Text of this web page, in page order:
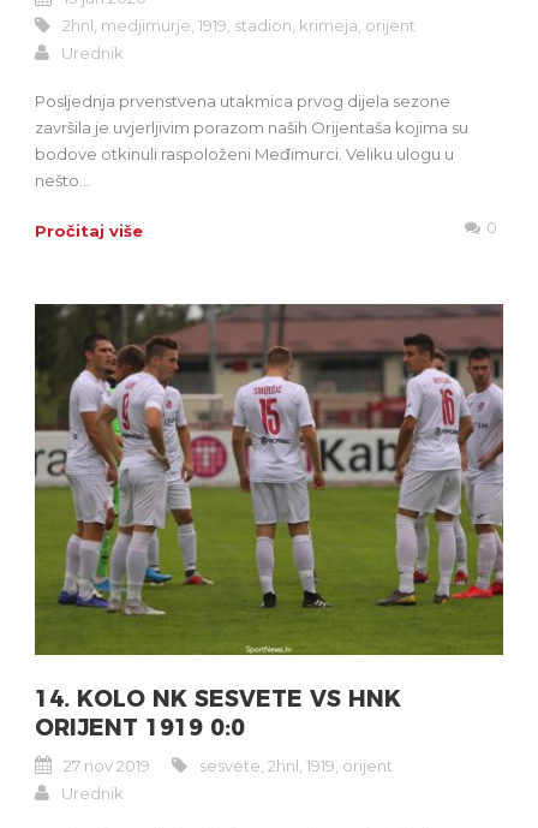
2hnl medjimurje 1919 stadion krimeja orijent
Urednik
Posljednja prvenstvena utakmica prvog dijela sezone
završila je uvjerljivim porazom naših Orijentaša kojima su
bodove otkinuli raspoloženi Međimurci. Veliku ulogu u
nešto...
Pročitaj više 0
14. KOLO NK SESVETE VS HNK
ORIJENT 1919 0:0
27 nov 2019 sesvete 2hnl 1919 orijent
Urednik